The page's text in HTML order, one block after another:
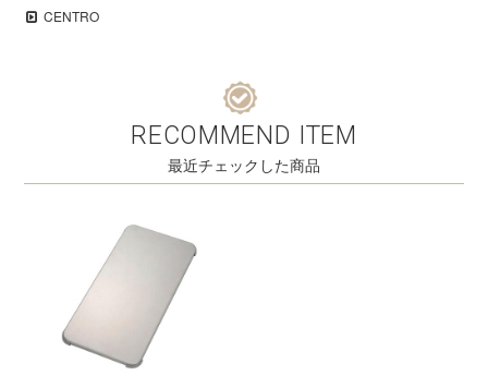
CENTRO
RECOMMEND ITEM
最近チェックした商品